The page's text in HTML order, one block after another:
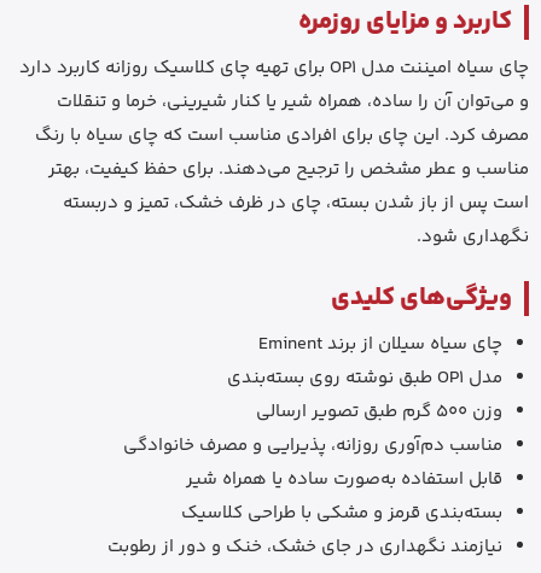
کاربرد و مزایای روزمره
چای سیاه امیننت مدل OP1 برای تهیه چای کلاسیک روزانه کاربرد دارد
و می‌توان آن را ساده، همراه شیر یا کنار شیرینی، خرما و تنقلات
مصرف کرد. این چای برای افرادی مناسب است که چای سیاه با رنگ
مناسب و عطر مشخص را ترجیح می‌دهند. برای حفظ کیفیت، بهتر
است پس از باز شدن بسته، چای در ظرف خشک، تمیز و دربسته
نگهداری شود.
ویژگی‌های کلیدی
چای سیاه سیلان از برند Eminent
مدل OP1 طبق نوشته روی بسته‌بندی
وزن 500 گرم طبق تصویر ارسالی
مناسب دم‌آوری روزانه، پذیرایی و مصرف خانوادگی
قابل استفاده به‌صورت ساده یا همراه شیر
بسته‌بندی قرمز و مشکی با طراحی کلاسیک
نیازمند نگهداری در جای خشک، خنک و دور از رطوبت